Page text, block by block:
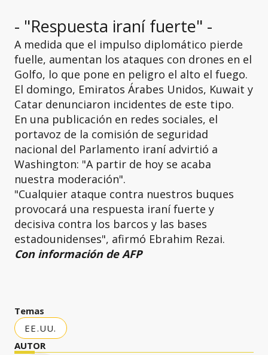
- "Respuesta iraní fuerte" -
A medida que el impulso diplomático pierde
fuelle, aumentan los ataques con drones en el
Golfo, lo que pone en peligro el alto el fuego.
El domingo, Emiratos Árabes Unidos, Kuwait y
Catar denunciaron incidentes de este tipo.
En una publicación en redes sociales, el
portavoz de la comisión de seguridad
nacional del Parlamento iraní advirtió a
Washington: "A partir de hoy se acaba
nuestra moderación".
"Cualquier ataque contra nuestros buques
provocará una respuesta iraní fuerte y
decisiva contra los barcos y las bases
estadounidenses", afirmó Ebrahim Rezai.
Con información de AFP
Temas
EE.UU.
AUTOR